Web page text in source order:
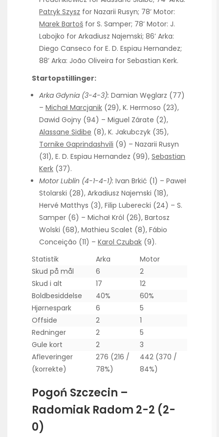
Patryk Szysz for Nazarii Rusyn; 78’ Motor:
Marek Bartoš for S. Samper; 78’ Motor: J.
Labojko for Arkadiusz Najemski; 86’ Arka:
Diego Canseco for E. D. Espiau Hernandez;
88’ Arka: João Oliveira for Sebastian Kerk.
Startopstillinger:
Arka Gdynia (3-4-3): Damian Węglarz (77)
– Michał Marcjanik (29), K. Hermoso (23),
Dawid Gojny (94) – Miguel Zárate (2),
Alassane Sidibe (8), K. Jakubczyk (35),
Tornike Gaprindashvili (9) – Nazarii Rusyn
(31), E. D. Espiau Hernandez (99), Sebastian
Kerk (37).
Motor Lublin (4-1-4-1): Ivan Brkić (1) – Paweł
Stolarski (28), Arkadiusz Najemski (18),
Hervé Matthys (3), Filip Luberecki (24) – S.
Samper (6) – Michał Król (26), Bartosz
Wolski (68), Mathieu Scalet (8), Fábio
Conceição (11) – Karol Czubak (9).
Statistik
Arka
Motor
Skud på mål
6
2
Skud i alt
17
12
Boldbesiddelse
40%
60%
Hjørnespark
6
5
Offside
2
1
Redninger
2
5
Gule kort
2
3
Afleveringer
(korrekte)
276 (216 /
78%)
442 (370 /
84%)
Pogoń Szczecin –
Radomiak Radom 2-2 (2-
0)